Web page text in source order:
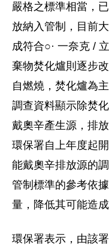
嚴格之標準相當，
放納入管制，目前
成符合○· 一奈克 /
棄物焚化爐則逐步
自燃燒，焚化爐為
調查資料顯示除焚
戴奧辛產生源，排
環保署自上年度起
能戴奧辛排放源的
管制標準的參考依
量，降低其可能造成
環保署表示，由該